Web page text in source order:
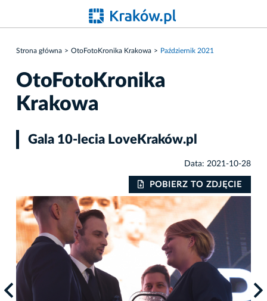
Strona główna OtoFotoKronika Krakowa Październik 2021
OtoFotoKronika
Krakowa
Gala 10-lecia LoveKraków.pl
Data: 2021-10-28
POBIERZ TO ZDJĘCIE